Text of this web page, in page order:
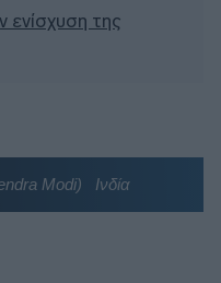
ενίσχυση της
Modi) Ινδία